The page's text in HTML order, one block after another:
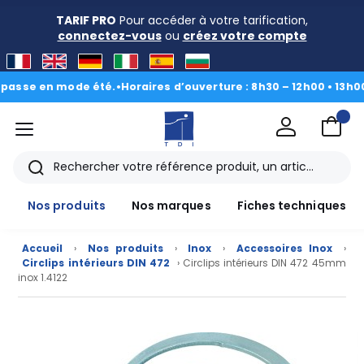
TARIF PRO Pour accéder à votre tarification,
connectez-vousou créez votre compte
en mode été.•Horaires d’ouverture : 8h30 – 12h00 • 13h00 -
menu
Rechercher
Nos produits
Nos marques Fiches techniques
Accueil › Nos produits › Inox › Accessoires Inox
›
Circlips intérieurs DIN 472
› Circlips intérieurs DIN 472 45mm
inox 1.4122